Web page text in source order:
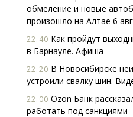
обмеление и новые
произошло на Алтае 6
22:40 Как пройдут
в Барнауле. Афиша
22:20 В Новосибирске
устроили свалку шин.
22:00 Ozon Банк
работать под санкциями